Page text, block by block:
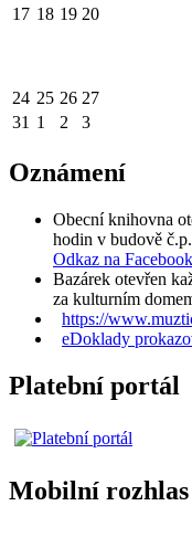
17 18 19 20
24 25 26 27
31 1 2 3
Oznámení
Obecní knihovna
hodin v budově
Odkaz na Facebook
Bazárek otevřen
za kulturním
https://
eDoklady
Platební portál
Mobilní rozhlas